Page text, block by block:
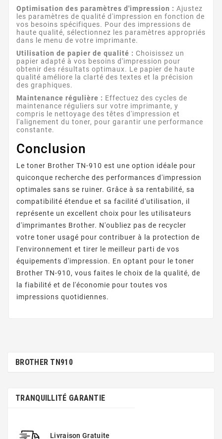
Optimisation des paramètres d'impression : Ajustez
les paramètres de qualité d'impression en fonction de
vos besoins spécifiques. Pour des impressions de
haute qualité, sélectionnez les paramètres appropriés
dans le menu de votre imprimante.
Utilisation de papier de qualité : Choisissez un
papier adapté à vos besoins d'impression pour
obtenir des résultats optimaux. Le papier de haute
qualité améliore la clarté des textes et la précision
des graphiques.
Maintenance régulière : Effectuez des cycles de
maintenance réguliers sur votre imprimante, y
compris le nettoyage des têtes d'impression et
l'alignement du toner, pour garantir une performance
constante.
Conclusion
Le toner Brother TN-910 est une option idéale pour
quiconque recherche des performances d'impression
optimales sans se ruiner. Grâce à sa rentabilité, sa
compatibilité étendue et sa facilité d'utilisation, il
représente un excellent choix pour les utilisateurs
d'imprimantes Brother. N'oubliez pas de recycler
votre toner usagé pour contribuer à la protection de
l'environnement et tirer le meilleur parti de vos
équipements d'impression. En optant pour le toner
Brother TN-910, vous faites le choix de la qualité, de
la fiabilité et de l'économie pour toutes vos
impressions quotidiennes.
BROTHER TN910
TRANQUILLITÉ GARANTIE
Livraison Gratuite